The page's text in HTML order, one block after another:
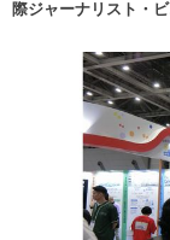
際ジャーナリスト・